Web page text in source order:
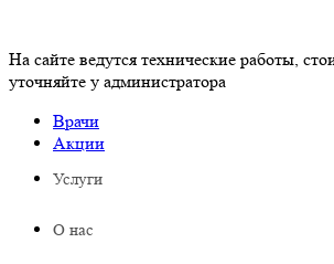
На сайте ведутся технические работы,
уточняйте у администратора
Врачи
Акции
Услуги
О нас